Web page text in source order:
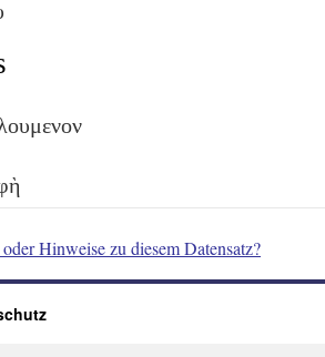
Hinweise zu diesem Datensatz?